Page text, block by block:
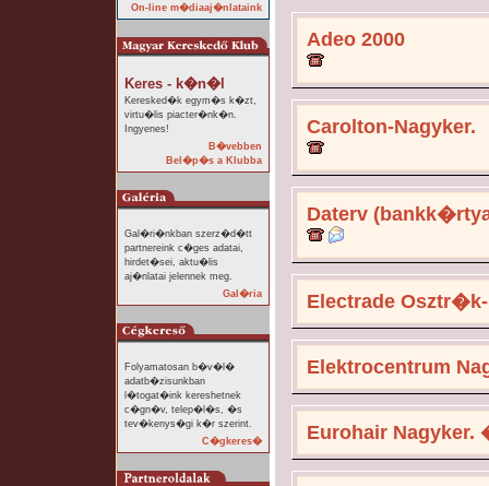
On-line m�diaaj�nlataink
Keres - k�n�l
Keresked�k egym�s k�zt,
virtu�lis piacter�nk�n.
Ingyenes!
B�vebben
Bel�p�s a Klubba
Gal�ri�nkban szerz�d�tt
partnereink c�ges adatai,
hirdet�sei, aktu�lis
aj�nlatai jelennek meg.
Gal�ria
Folyamatosan b�v�l�
adatb�zisunkban
l�togat�ink kereshetnek
c�gn�v, telep�l�s, �s
tev�kenys�gi k�r szerint.
C�gkeres�
Adeo 2000
Carolton-Nagyker.
Daterv
Electrade
Elektrocentrum
Eurohair